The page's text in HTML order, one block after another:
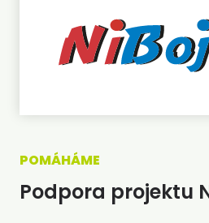
POMÁHÁME
Podpora projektu